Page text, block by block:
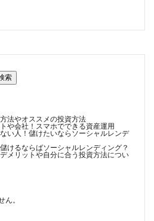
索
法やオススメの投資方法
や会社！スマホでできる資産運用
い人！儲けたいならソーシャルレンデ
けるならばソーシャルレンディング？
メリットや自分に合う投資方法につい
。